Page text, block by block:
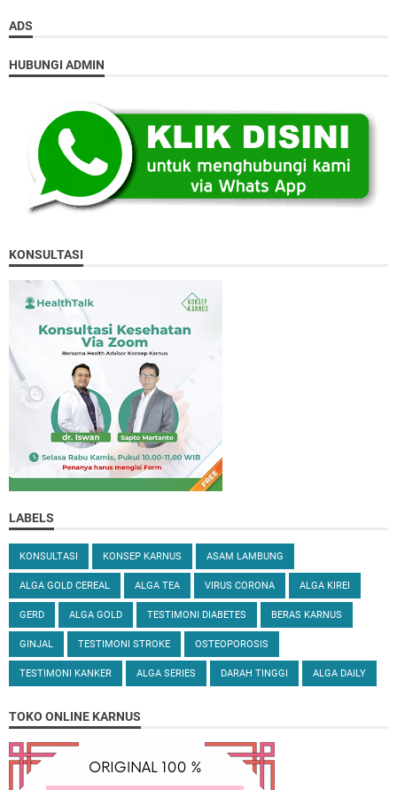
ADS
HUBUNGI ADMIN
KONSULTASI
LABELS
KONSULTASI KONSEP KARNUS ASAM LAMBUNG
ALGA GOLD CEREAL ALGA TEA VIRUS CORONA ALGA KIREI
GERD ALGA GOLD TESTIMONI DIABETES BERAS KARNUS
GINJAL TESTIMONI STROKE OSTEOPOROSIS
TESTIMONI KANKER ALGA SERIES DARAH TINGGI ALGA DAILY
TOKO ONLINE KARNUS